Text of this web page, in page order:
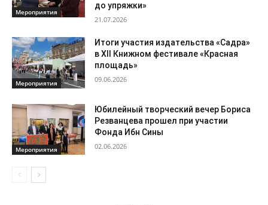
Мероприятия
до упряжки»
21.07.2026
Мероприятия
Итоги участия издательства «Садра»
в XII Книжном фестивале «Красная
площадь»
09.06.2026
Мероприятия
Юбилейный творческий вечер Бориса
Резванцева прошел при участии
Фонда Ибн Сины
02.06.2026